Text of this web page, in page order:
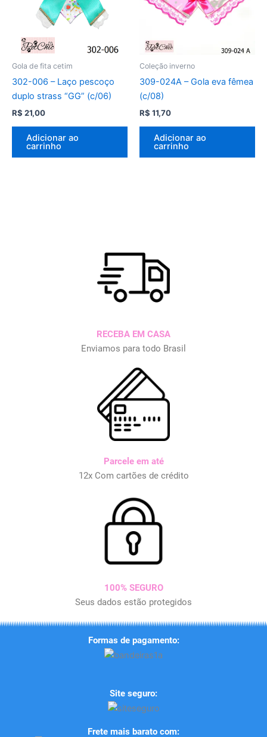
Gola de fita cetim
302-006 – Laço pescoço
duplo strass “GG” (c/06)
R$ 21,00
Adicionar ao
carrinho
Coleção inverno
309-024A – Gola eva fêmea
(c/08)
R$ 11,70
Adicionar ao
carrinho
RECEBA EM CASA
Enviamos para todo Brasil
Parcele em até
12x Com cartões de crédito
100% SEGURO
Seus dados estão protegidos
Formas de pagamento:
Site seguro:
Frete mais barato com: